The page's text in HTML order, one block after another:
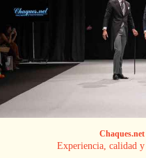
Chaques.net
Experiencia, calidad